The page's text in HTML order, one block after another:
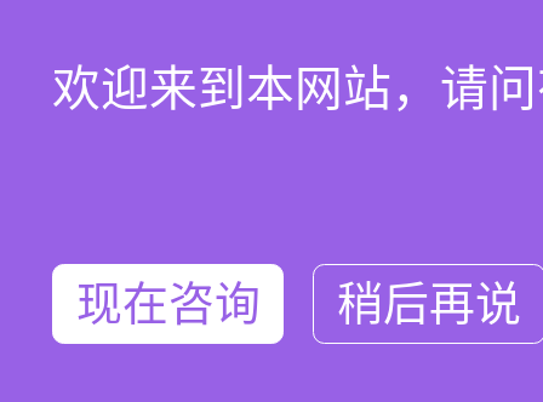
欢迎来到本网站，请
现在咨询 稍后再说